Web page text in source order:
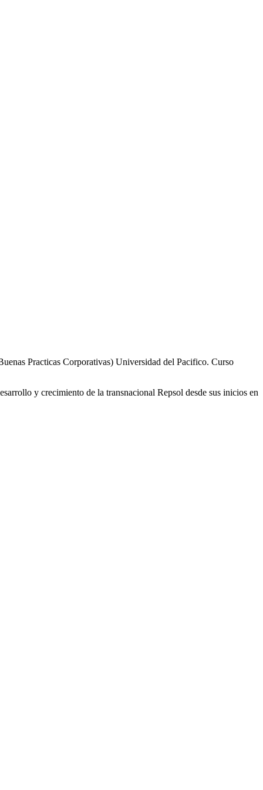
Practicas Corporativas) Universidad del Pacifico. Curso
y crecimiento de la transnacional Repsol desde sus inicios en